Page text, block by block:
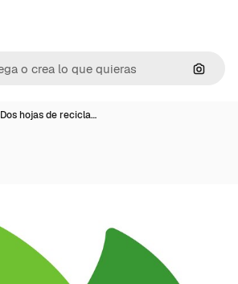
Dos hojas de recicla…